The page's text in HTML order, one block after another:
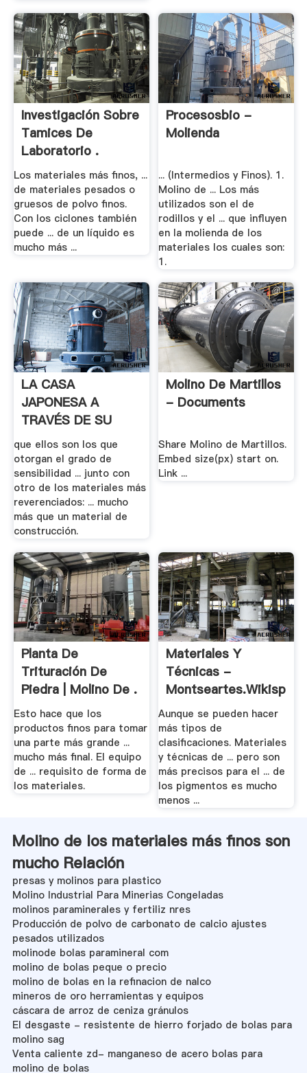
Investigación Sobre
Tamices De
Laboratorio .
Los materiales más finos, ...
de materiales pesados o
gruesos de polvo finos.
Con los ciclones también
puede ... de un líquido es
mucho más ...
Procesosbio -
Molienda
... (Intermedios y Finos). 1.
Molino de ... Los más
utilizados son el de
rodillos y el ... que influyen
en la molienda de los
materiales los cuales son:
1.
LA CASA
JAPONESA A
TRAVÉS DE SU
MATERIALIDAD
que ellos son los que
otorgan el grado de
sensibilidad ... junto con
otro de los materiales más
reverenciados: ... mucho
más que un material de
construcción.
Molino De Martillos
- Documents
Share Molino de Martillos.
Embed size(px) start on.
Link ...
Planta De
Trituración De
Piedra | Molino De .
Esto hace que los
productos finos para tomar
una parte más grande ...
mucho más final. El equipo
de ... requisito de forma de
los materiales.
Materiales Y
Técnicas -
Aunque se pueden hacer
más tipos de
clasificaciones. Materiales
y técnicas de ... pero son
más precisos para el ... de
los pigmentos es mucho
menos ...
Molino de los materiales más finos son
mucho Relación
presas y molinos para plastico
Molino Industrial Para Minerias Congeladas
molinos paraminerales y fertiliz nres
Producción de polvo de carbonato de calcio ajustes
pesados ​​utilizados
molinode bolas paramineral com
molino de bolas peque o precio
molino de bolas en la refinacion de nalco
mineros de oro herramientas y equipos
cáscara de arroz de ceniza gránulos
El desgaste - resistente de hierro forjado de bolas para
molino sag
Venta caliente zd- manganeso de acero bolas para
molino de bolas